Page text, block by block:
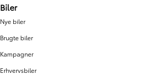
Biler
Nye biler
Brugte biler
Kampagner
Erhvervsbiler